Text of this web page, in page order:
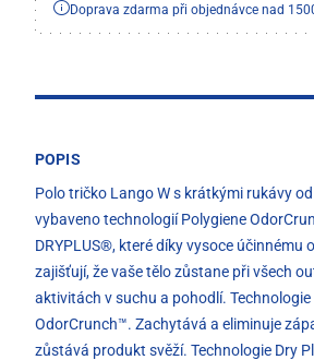
Doprava zdarma při objednávce nad
POPIS
Polo tričko Lango W s krátkými rukávy
vybaveno technologií Polygiene
DRYPLUS®, které díky vysoce účinnému
zajišťují, že vaše tělo zůstane při všech
aktivitách v suchu a pohodlí. Technologie
OdorCrunch™. Zachytává a eliminuje
zůstává produkt svěží. Technologie Dry